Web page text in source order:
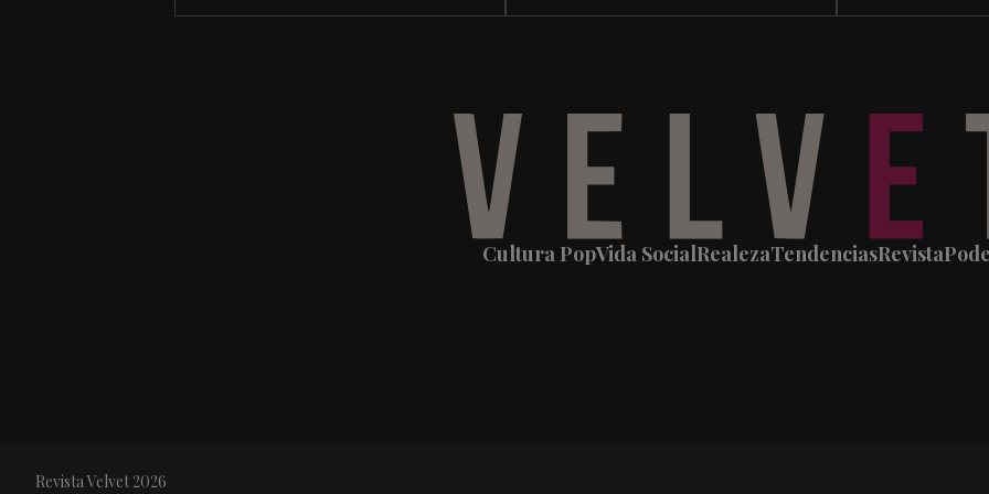
Cultura PopVida SocialRealezaTendenciasRevista
Revista Velvet 2026